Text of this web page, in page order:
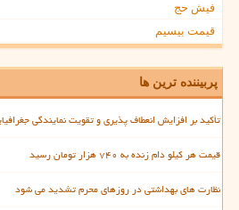
فیش حج
قیمت بیسیم
پربیننده ترین ها
تأکید بر افزایش انعطاف پذیری و تقویت نمایندگی
قیمت هر کیلو دام زنده به ۷۴۰ هزار تومان رسید
نظارت های بهداشتی در روزهای محرم تشدید می شود